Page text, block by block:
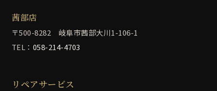
茜部店
〒500-8282 岐阜市茜部大川1-106-1
TEL： 058-214-4703
リペアサービス